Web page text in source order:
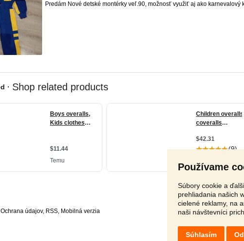
Používame
Súbory cookie a
prehliadania našich
cielené reklamy, na
naši návštevníci
Súhlasím
Predám Nové detské montérky veľ.90, možnosť využiť aj ako karnevalový
Ochrana údajov, RSS,